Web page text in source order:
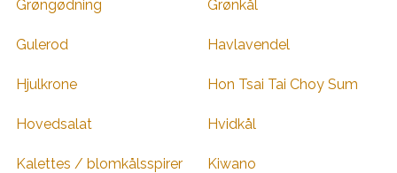
Grøngødning Grønkål
Gulerod Havlavendel
Hjulkrone Hon Tsai Tai Choy Sum
Hovedsalat Hvidkål
Kalettes / blomkålsspirer Kiwano